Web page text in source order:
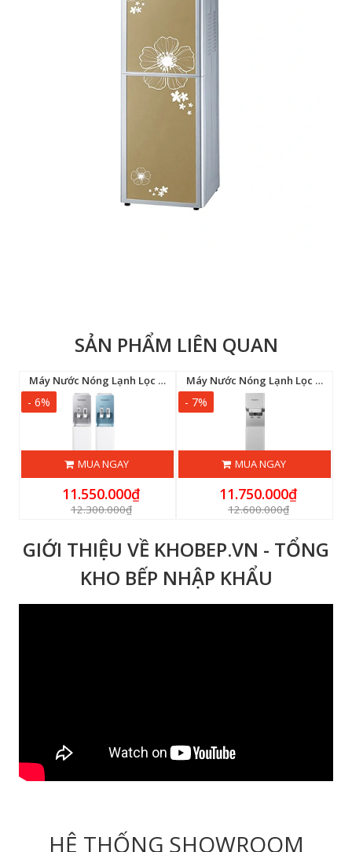
SẢN PHẨM LIÊN QUAN
Máy Nước Nóng Lạnh Lọc RO Kangaroo KG50W2
- 6%
MUA NGAY
11.550.000₫
12.300.000₫
Máy Nước Nóng Lạnh Lọc RO Kangaroo KG50W1
- 7%
MUA NGAY
11.750.000₫
12.600.000₫
GIỚI THIỆU VỀ KHOBEP.VN - TỔNG
KHO BẾP NHẬP KHẨU
HỆ THỐNG SHOWROOM